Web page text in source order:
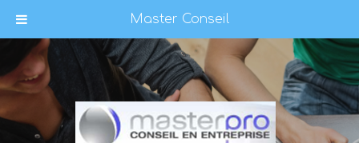
Master Conseil